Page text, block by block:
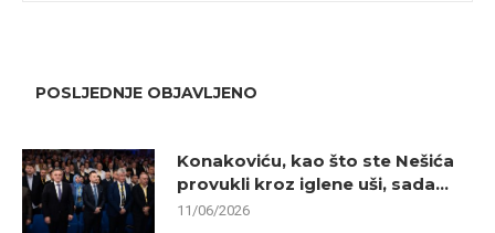
POSLJEDNJE OBJAVLJENO
Konakoviću, kao što ste Nešića
provukli kroz iglene uši, sada...
11/06/2026